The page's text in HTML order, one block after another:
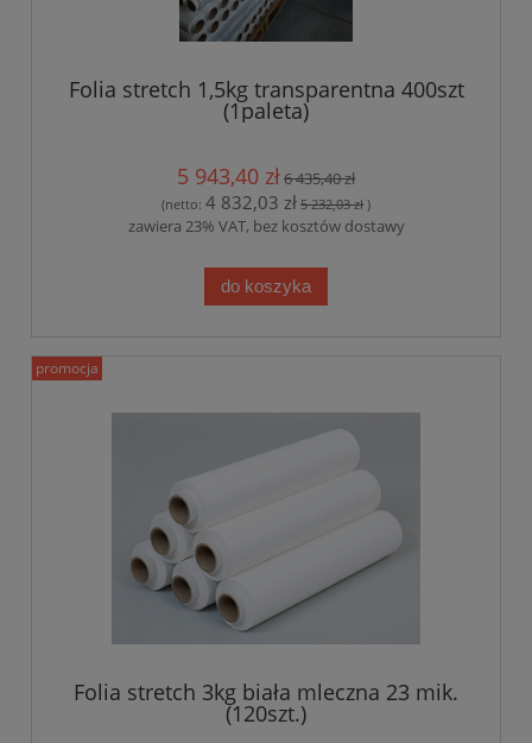
Folia stretch 1,5kg transparentna 400szt
(1paleta)
5 943,40 zł6 435,40 zł
(netto: 4 832,03 zł 5 232,03 zł )
zawiera 23% VAT, bez kosztów dostawy
do koszyka
Folia stretch 3kg biała mleczna 23 mik.
(120szt.)
promocja